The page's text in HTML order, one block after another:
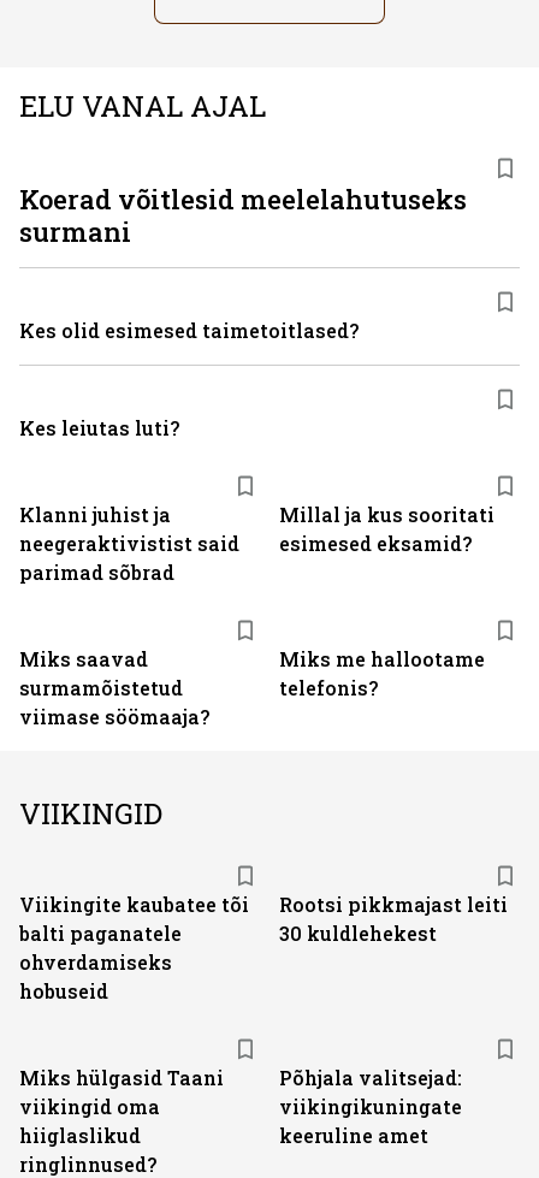
ELU VANAL AJAL
Klanni juhist ja
neegeraktivistist said
parimad sõbrad
Millal ja kus sooritati
esimesed eksamid?
Miks saavad
surmamõistetud
viimase söömaaja?
Miks me hallootame
telefonis?
Koerad võitlesid meelelahutuseks
surmani
Kes olid esimesed taimetoitlased?
Kes leiutas luti?
VIIKINGID
Viikingite kaubatee tõi
balti paganatele
ohverdamiseks
hobuseid
Rootsi pikkmajast leiti
30 kuldlehekest
Miks hülgasid Taani
viikingid oma
hiiglaslikud
ringlinnused?
Põhjala valitsejad:
viikingikuningate
keeruline amet